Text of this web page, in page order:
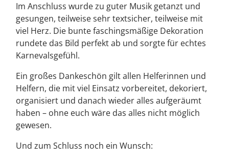
Im Anschluss wurde zu guter Musik getanzt und
gesungen, teilweise sehr textsicher, teilweise mit
viel Herz. Die bunte faschingsmäßige Dekoration
rundete das Bild perfekt ab und sorgte für echtes
Karnevalsgefühl.
Ein großes Dankeschön gilt allen Helferinnen und
Helfern, die mit viel Einsatz vorbereitet, dekoriert,
organisiert und danach wieder alles aufgeräumt
haben – ohne euch wäre das alles nicht möglich
gewesen.
Und zum Schluss noch ein Wunsch: